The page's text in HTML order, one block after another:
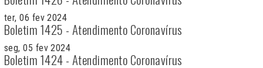
ter, 06 fev 2024
Boletim 1425 - Atendimento Coronavírus
seg, 05 fev 2024
Boletim 1424 - Atendimento Coronavírus